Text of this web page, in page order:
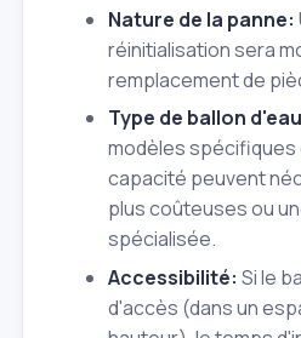
Nature de la panne:
réinitialisation sera
remplacement de
Type de ballon
modèles spécifiques
capacité peuvent
plus coûteuses ou
spécialisée.
Accessibilité: Si le
d'accès (dans un